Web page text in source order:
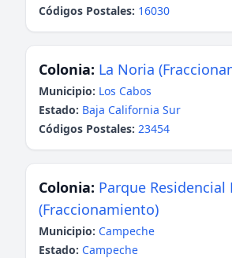
Códigos Postales: 16030
Colonia: La Noria
Municipio: Los Cabos
Estado: Baja California Sur
Códigos Postales: 23454
Colonia: Parque Residencial
(Fraccionamiento)
Municipio: Campeche
Estado: Campeche